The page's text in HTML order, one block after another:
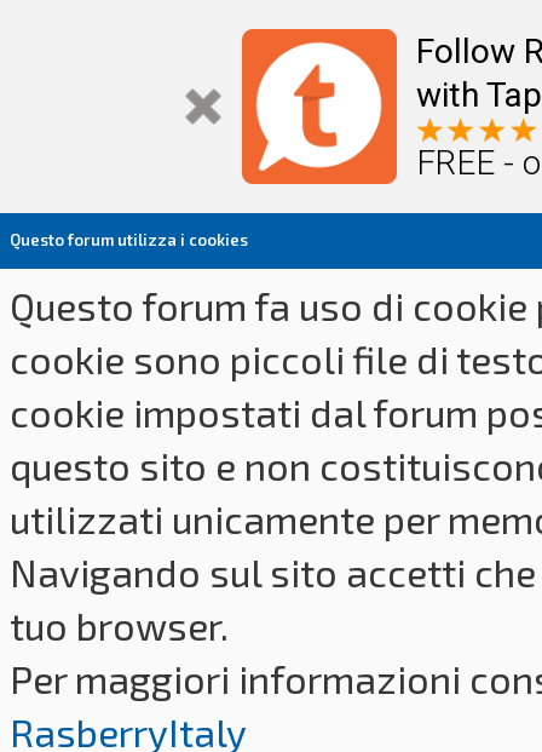
Follow
with
FREE -
Questo forum utilizza i cookies
Questo forum fa uso di
cookie sono piccoli file di
cookie impostati dal forum
questo sito e non
utilizzati unicamente per
Navigando sul sito accetti
tuo browser.
Per maggiori informazioni
RasberryItaly